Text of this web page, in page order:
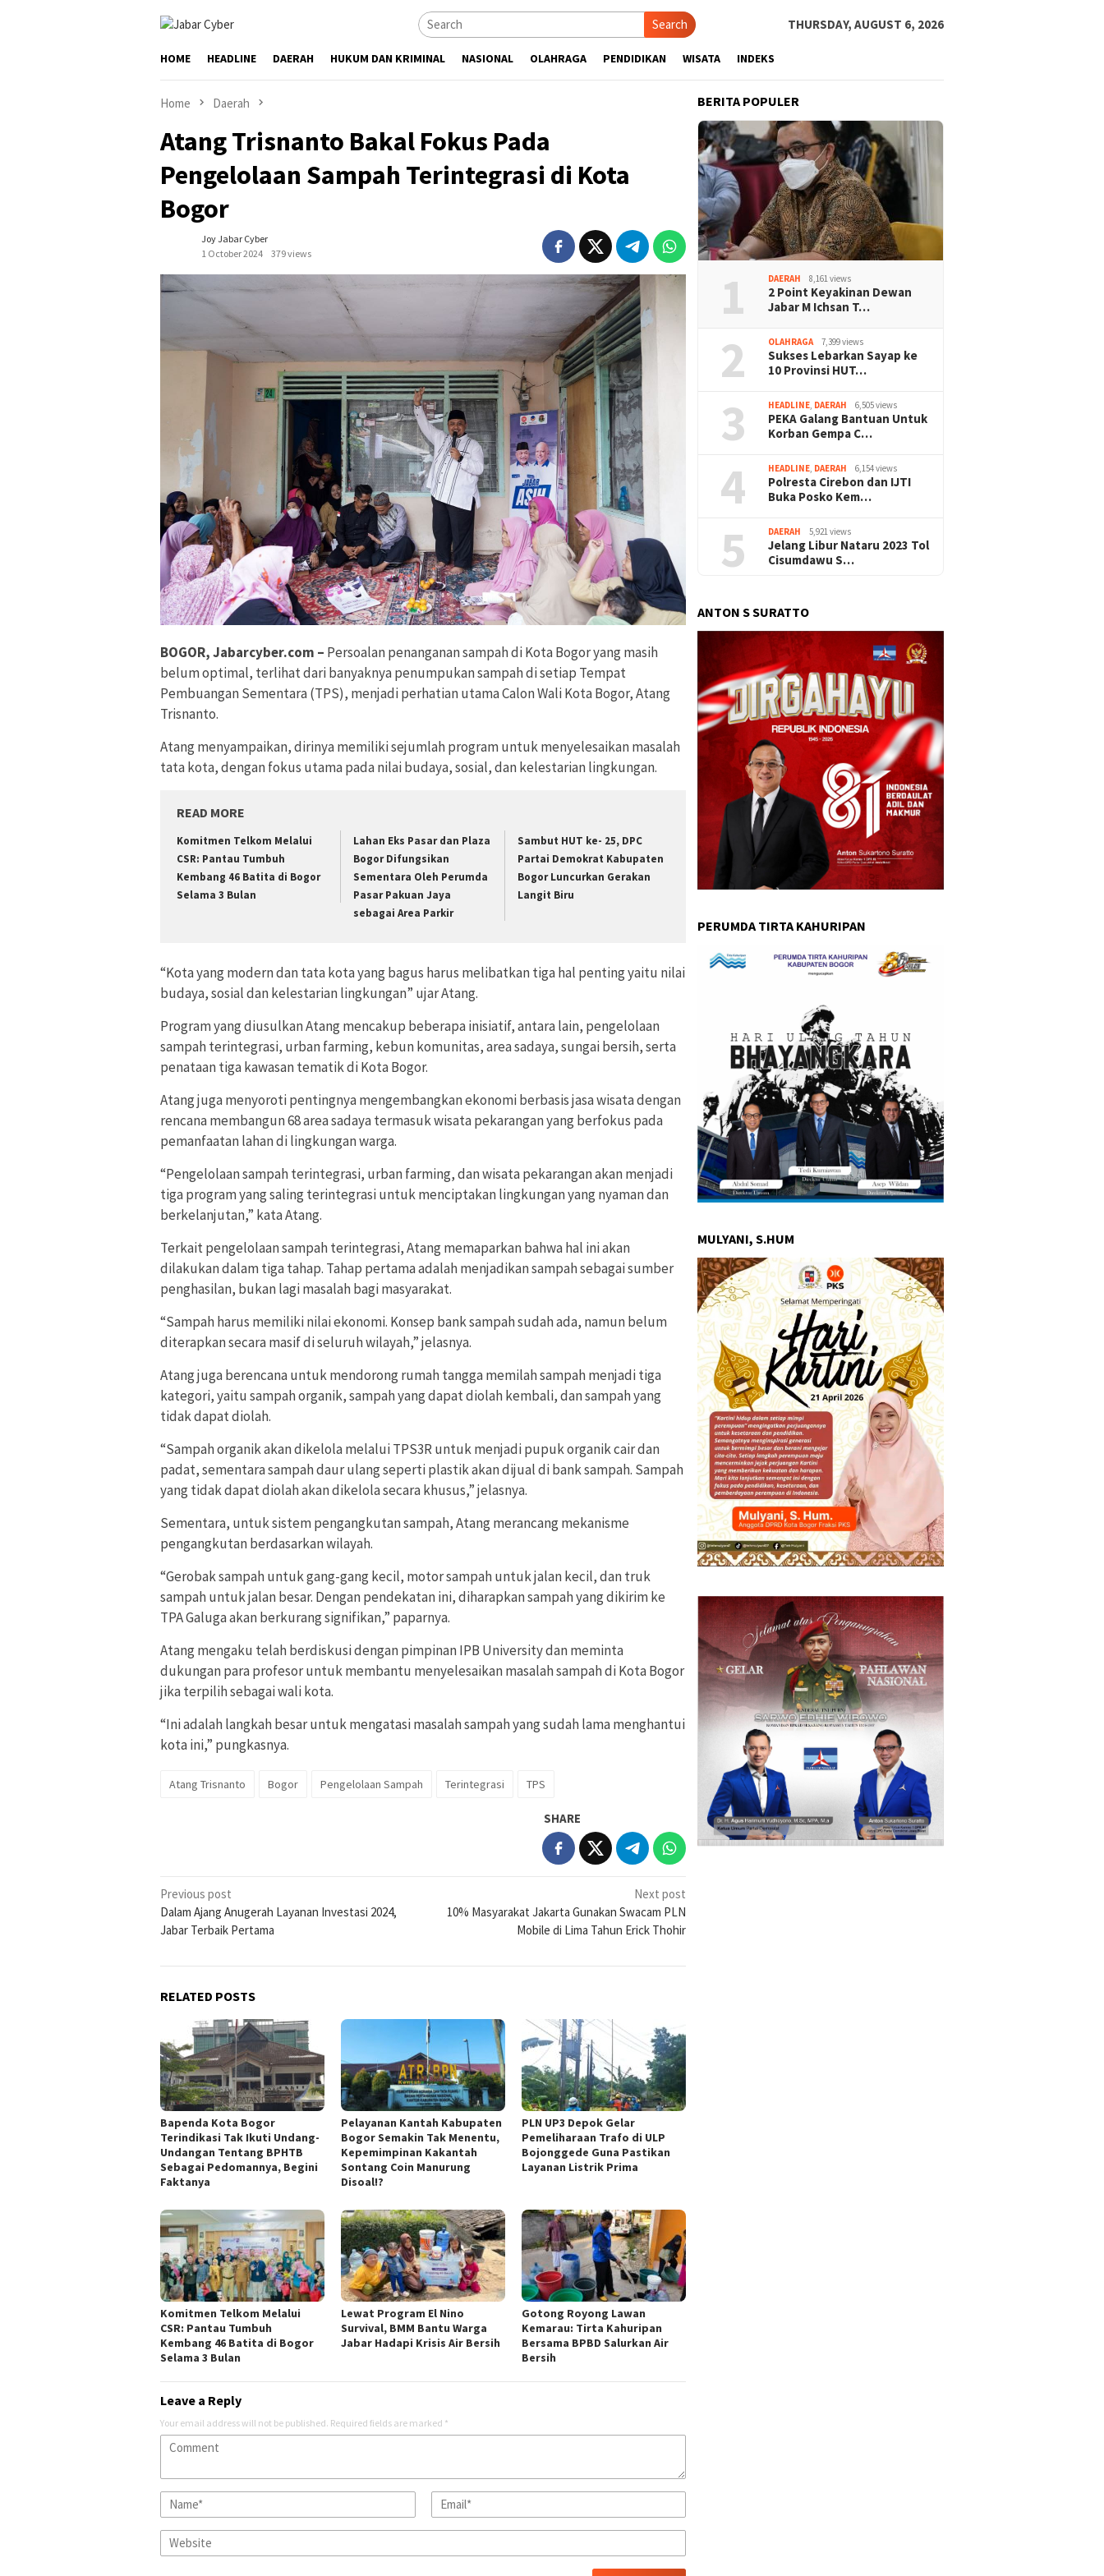
Search THURSDAY, AUGUST 6, 2026
HOME HEADLINE DAERAH HUKUM DAN KRIMINAL NASIONAL OLAHRAGA PENDIDIKAN WISATA INDEKS
Home Daerah
Atang Trisnanto Bakal Fokus Pada
Pengelolaan Sampah Terintegrasi di Kota
Bogor
Joy Jabar Cyber
1 October 2024
379 views
BOGOR, Jabarcyber.com – Persoalan penanganan sampah di Kota Bogor yang masih
belum optimal, terlihat dari banyaknya penumpukan sampah di setiap Tempat
Pembuangan Sementara (TPS), menjadi perhatian utama Calon Wali Kota Bogor, Atang
Trisnanto.
Atang menyampaikan, dirinya memiliki sejumlah program untuk menyelesaikan masalah
tata kota, dengan fokus utama pada nilai budaya, sosial, dan kelestarian lingkungan.
READ MORE
Komitmen Telkom Melalui
CSR: Pantau Tumbuh
Kembang 46 Batita di Bogor
Selama 3 Bulan
Lahan Eks Pasar dan Plaza
Bogor Difungsikan
Sementara Oleh Perumda
Pasar Pakuan Jaya
sebagai Area Parkir
Sambut HUT ke- 25, DPC
Partai Demokrat Kabupaten
Bogor Luncurkan Gerakan
Langit Biru
“Kota yang modern dan tata kota yang bagus harus melibatkan tiga hal penting yaitu nilai
budaya, sosial dan kelestarian lingkungan” ujar Atang.
Program yang diusulkan Atang mencakup beberapa inisiatif, antara lain, pengelolaan
sampah terintegrasi, urban farming, kebun komunitas, area sadaya, sungai bersih, serta
penataan tiga kawasan tematik di Kota Bogor.
Atang juga menyoroti pentingnya mengembangkan ekonomi berbasis jasa wisata dengan
rencana membangun 68 area sadaya termasuk wisata pekarangan yang berfokus pada
pemanfaatan lahan di lingkungan warga.
“Pengelolaan sampah terintegrasi, urban farming, dan wisata pekarangan akan menjadi
tiga program yang saling terintegrasi untuk menciptakan lingkungan yang nyaman dan
berkelanjutan,” kata Atang.
Terkait pengelolaan sampah terintegrasi, Atang memaparkan bahwa hal ini akan
dilakukan dalam tiga tahap. Tahap pertama adalah menjadikan sampah sebagai sumber
penghasilan, bukan lagi masalah bagi masyarakat.
“Sampah harus memiliki nilai ekonomi. Konsep bank sampah sudah ada, namun belum
diterapkan secara masif di seluruh wilayah,” jelasnya.
Atang juga berencana untuk mendorong rumah tangga memilah sampah menjadi tiga
kategori, yaitu sampah organik, sampah yang dapat diolah kembali, dan sampah yang
tidak dapat diolah.
“Sampah organik akan dikelola melalui TPS3R untuk menjadi pupuk organik cair dan
padat, sementara sampah daur ulang seperti plastik akan dijual di bank sampah. Sampah
yang tidak dapat diolah akan dikelola secara khusus,” jelasnya.
Sementara, untuk sistem pengangkutan sampah, Atang merancang mekanisme
pengangkutan berdasarkan wilayah.
“Gerobak sampah untuk gang-gang kecil, motor sampah untuk jalan kecil, dan truk
sampah untuk jalan besar. Dengan pendekatan ini, diharapkan sampah yang dikirim ke
TPA Galuga akan berkurang signifikan,” paparnya.
Atang mengaku telah berdiskusi dengan pimpinan IPB University dan meminta
dukungan para profesor untuk membantu menyelesaikan masalah sampah di Kota Bogor
jika terpilih sebagai wali kota.
“Ini adalah langkah besar untuk mengatasi masalah sampah yang sudah lama menghantui
kota ini,” pungkasnya.
Atang Trisnanto Bogor Pengelolaan Sampah Terintegrasi TPS
SHARE
Post
navigation
Previous post
Dalam Ajang Anugerah Layanan Investasi 2024,
Jabar Terbaik Pertama
Next post
10% Masyarakat Jakarta Gunakan Swacam PLN
Mobile di Lima Tahun Erick Thohir
RELATED POSTS
Bapenda Kota Bogor
Terindikasi Tak Ikuti Undang-
Undangan Tentang BPHTB
Sebagai Pedomannya, Begini
Faktanya
Pelayanan Kantah Kabupaten
Bogor Semakin Tak Menentu,
Kepemimpinan Kakantah
Sontang Coin Manurung
Disoal!?
PLN UP3 Depok Gelar
Pemeliharaan Trafo di ULP
Bojonggede Guna Pastikan
Layanan Listrik Prima
Komitmen Telkom Melalui
CSR: Pantau Tumbuh
Kembang 46 Batita di Bogor
Selama 3 Bulan
Lewat Program El Nino
Survival, BMM Bantu Warga
Jabar Hadapi Krisis Air Bersih
Gotong Royong Lawan
Kemarau: Tirta Kahuripan
Bersama BPBD Salurkan Air
Bersih
Leave a Reply
Your email address will not be published. Required fields are marked *
BERITA POPULER
1 DAERAH 8,161 views
2 Point Keyakinan Dewan
Jabar M Ichsan T…
2 OLAHRAGA 7,399 views
Sukses Lebarkan Sayap ke
10 Provinsi HUT…
3 HEADLINE DAERAH 6,505 views
PEKA Galang Bantuan Untuk
Korban Gempa C…
4 HEADLINE DAERAH 6,154 views
Polresta Cirebon dan IJTI
Buka Posko Kem…
5 DAERAH 5,921 views
Jelang Libur Nataru 2023 Tol
Cisumdawu S…
ANTON S SURATTO
PERUMDA TIRTA KAHURIPAN
MULYANI, S.HUM